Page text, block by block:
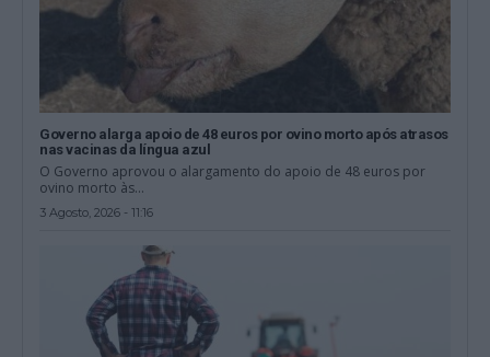
Governo alarga apoio de 48 euros por ovino morto após atrasos
nas vacinas da língua azul
O Governo aprovou o alargamento do apoio de 48 euros por
ovino morto às...
3 Agosto, 2026 - 11:16